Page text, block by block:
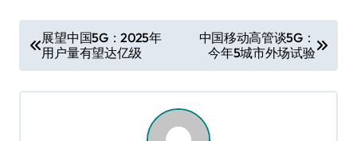
章
导
展望中国5G：2025年
用户量有望达亿级
中国移动高管谈5G：
今年5城市外场试验